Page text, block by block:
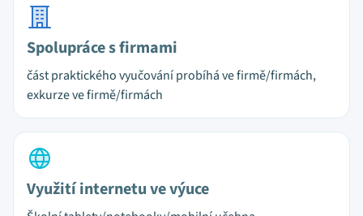
Spolupráce s firmami
část praktického vyučování probíhá ve firmě/firmách,
exkurze ve firmě/firmách
Využití internetu ve výuce